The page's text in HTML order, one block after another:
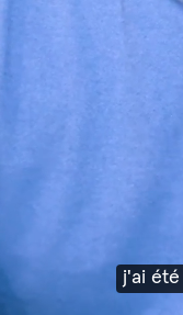
j'ai été